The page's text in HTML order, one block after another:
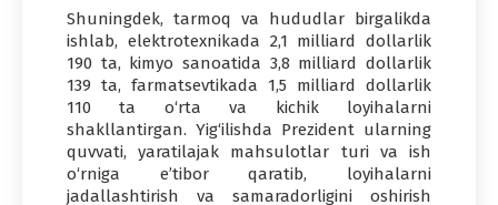
Shuningdek, tarmoq va hududlar birgalikda
ishlab, elektrotexnikada 2,1 milliard dollarlik
190 ta, kimyo sanoatida 3,8 milliard dollarlik
139 ta, farmatsevtikada 1,5 milliard dollarlik
110 ta o‘rta va kichik loyihalarni
shakllantirgan. Yig‘ilishda Prezident ularning
quvvati, yaratilajak mahsulotlar turi va ish
o‘rniga e’tibor qaratib, loyihalarni
jadallashtirish va samaradorligini oshirish